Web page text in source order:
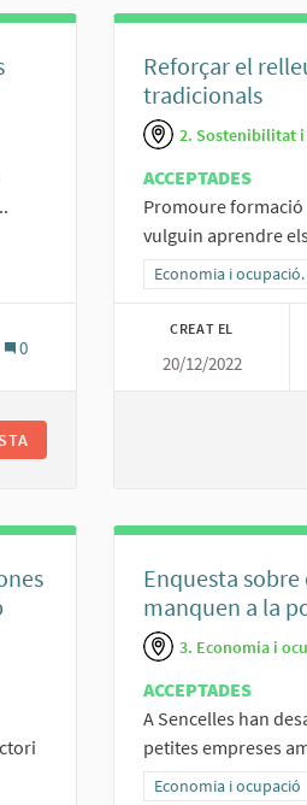
Formació continua
DE PERSONES VULNERABLES
0
Reforçar el
tradicionals
2. Sostenibilitat i
ACCEPTADES
Promoure
vulguin aprendre
Resultats al filtrar
Economia i
CREAT EL
20/12/2022
Enquesta
manquen a la
3. Economia i
ACCEPTADES
A Sencelles han
petites empreses
Resultats al filtrar
Economia i ocupació